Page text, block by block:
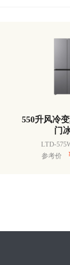
550升风冷
门
LTD-
参考价